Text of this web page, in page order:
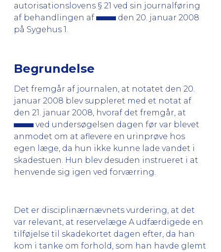
autorisationslovens § 21 ved sin journalføring
af behandlingen af
den 20. januar 2008
på Sygehus 1.
Begrundelse
Det fremgår af journalen, at notatet den 20.
januar 2008 blev suppleret med et notat af
den 21. januar 2008, hvoraf det fremgår, at
ved undersøgelsen dagen før var blevet
anmodet om at aflevere en urinprøve hos
egen læge, da hun ikke kunne lade vandet i
skadestuen. Hun blev desuden instrueret i at
henvende sig igen ved forværring.
Det er disciplinærnævnets vurdering, at det
var relevant, at reservelæge A udfærdigede en
tilføjelse til skadekortet dagen efter, da han
kom i tanke om forhold, som han havde glemt